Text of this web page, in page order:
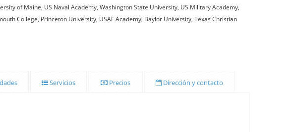
of Maine, US Naval Academy, Washington State University, US Military Academy,
College, Princeton University, USAF Academy, Baylor University, Texas Christian
Servicios Precios Dirección y contacto